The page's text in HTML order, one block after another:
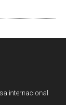
internacional